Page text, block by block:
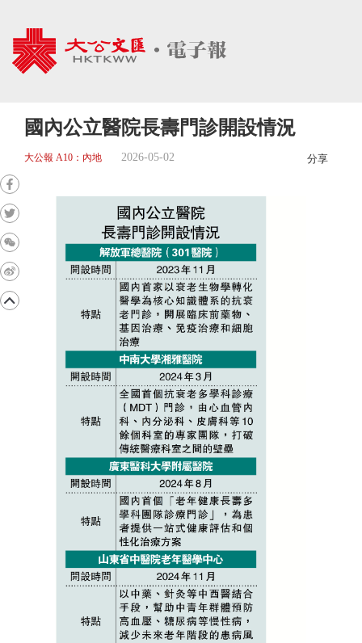
國內公立醫院長壽門診開設情況
大公報 A10：內地 2026-05-02 分享